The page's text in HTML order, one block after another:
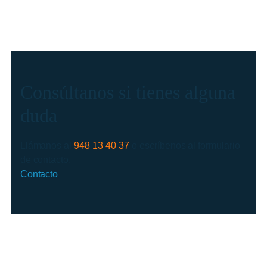
Llámanos al948 13 40 37
Contacto